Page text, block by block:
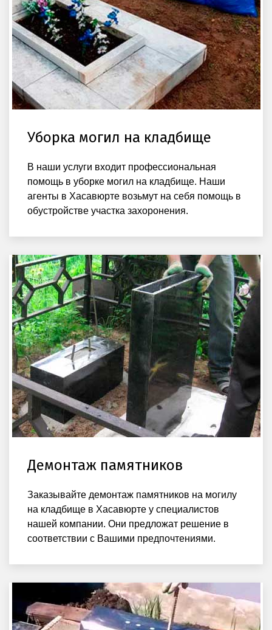
Уборка могил на кладбище
В наши услуги входит профессиональная
помощь в уборке могил на кладбище. Наши
агенты в Хасавюрте возьмут на себя помощь в
обустройстве участка захоронения.
Демонтаж памятников
Заказывайте демонтаж памятников на могилу
на кладбище в Хасавюрте у специалистов
нашей компании. Они предложат решение в
соответствии с Вашими предпочтениями.